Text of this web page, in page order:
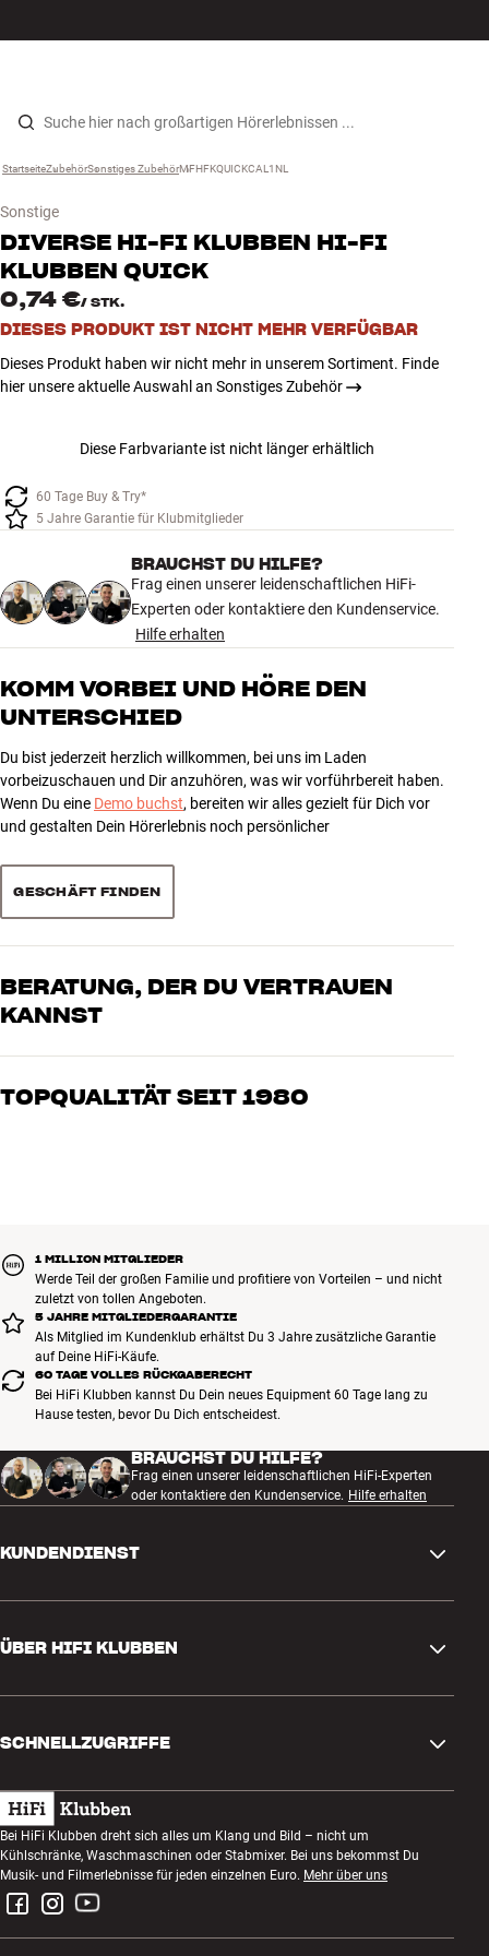
Zum Inhalt wechseln
Lautsprecher
Kopfhörer
Surround
Kabel
Zubehör
INSPIRATION
MARKEN
ANGEBOTE
Store Finden
Kundendienst
Anmelden
Startseite ›
Zubehör ›
Sonstiges Zubehör ›
MFHFKQUICKCAL1NL
Sonstige
DIVERSE HI-FI KLUBBEN HI-FI
KLUBBEN QUICK
0,74 €/ STK.
DIESES PRODUKT IST NICHT MEHR VERFÜGBAR
Dieses Produkt haben wir nicht mehr in unserem Sortiment. Finde
hier unsere aktuelle Auswahl an Sonstiges Zubehör
Diese Farbvariante ist nicht länger erhältlich
60 Tage Buy & Try*
5 Jahre Garantie für Klubmitglieder
BRAUCHST DU HILFE?
Frag einen unserer leidenschaftlichen HiFi-
Experten oder kontaktiere den Kundenservice.
Hilfe erhalten
KOMM VORBEI UND HÖRE DEN
UNTERSCHIED
Du bist jederzeit herzlich willkommen, bei uns im Laden
vorbeizuschauen und Dir anzuhören, was wir vorführbereit haben.
Wenn Du eine Demo buchst, bereiten wir alles gezielt für Dich vor
und gestalten Dein Hörerlebnis noch persönlicher
GESCHÄFT FINDEN
BERATUNG, DER DU VERTRAUEN
KANNST
Unsere Mitarbeiter sind echte Enthusiasten, die unsere Produkte
oder Heimkino. Erzähle uns, wovon Du träumst, und wir finden
TOPQUALITÄT SEIT 1980
1 MILLION MITGLIEDER
Werde Teil der großen Familie und profitiere von Vorteilen – und nicht
zuletzt von tollen Angeboten.
5 JAHRE MITGLIEDERGARANTIE
Als Mitglied im Kundenklub erhältst Du 3 Jahre zusätzliche Garantie
auf Deine HiFi-Käufe.
60 TAGE VOLLES RÜCKGABERECHT
Bei HiFi Klubben kannst Du Dein neues Equipment 60 Tage lang zu
Hause testen, bevor Du Dich entscheidest.
BRAUCHST DU HILFE?
Frag einen unserer leidenschaftlichen HiFi-Experten
oder kontaktiere den Kundenservice. Hilfe erhalten
KUNDENDIENST
Rückgabe und Reklamation
Bestellung widerrufen
AGB
Datenschutzerklärung
Impressum
ÜBER HIFI KLUBBEN
Kundenklub
Abend zum Zuhören
Wettbewerbe
Jobs bei HiFi Klubben
SCHNELLZUGRIFFE
Geschenkkarte
Bauen mit Klang
Montage und Installation
Bei HiFi Klubben dreht sich alles um Klang und Bild – nicht um
Kühlschränke, Waschmaschinen oder Stabmixer. Bei uns bekommst Du
Musik- und Filmerlebnisse für jeden einzelnen Euro. Mehr über uns